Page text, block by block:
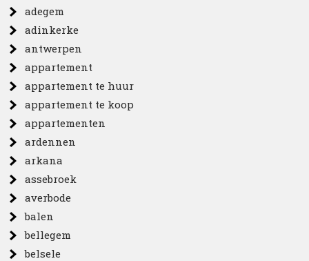
adegem
adinkerke
antwerpen
appartement
appartement te huur
appartement te koop
appartementen
ardennen
arkana
assebroek
averbode
balen
bellegem
belsele